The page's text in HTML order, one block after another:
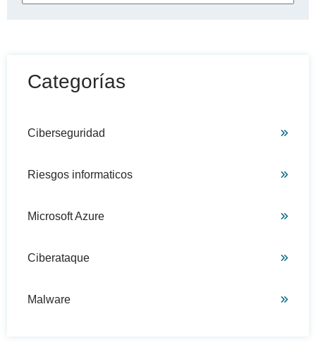
Categorías
Ciberseguridad
Riesgos informaticos
Microsoft Azure
Ciberataque
Malware